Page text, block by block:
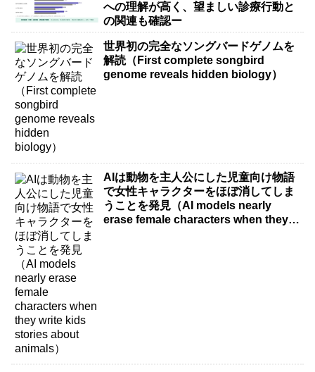
への理解が高く、望ましい診療行動と
の関連も確認ー
世界初の完全なソングバードゲノムを
解読（First complete songbird
genome reveals hidden biology）
AIは動物を主人公にした児童向け物語
で女性キャラクターをほぼ消してしま
うことを発見（AI models nearly
erase female characters when they